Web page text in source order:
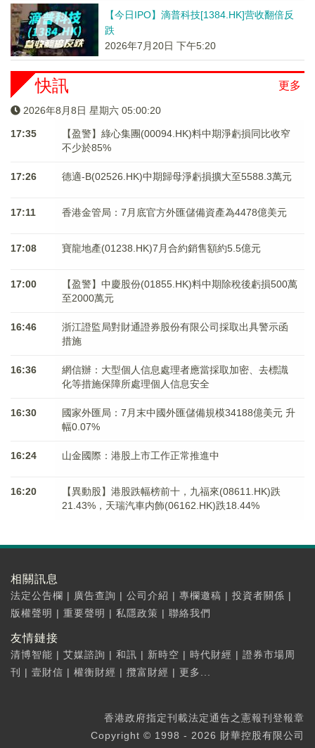
【今日IPO】滴普科技[1384.HK]营收翻倍反
跌
2026年7月20日 下午5:20
更多
快訊
2026年8月8日 星期六 05:00:20
17:35
【盈警】綠心集團(00094.HK)料中期淨虧損同比收窄
不少於85%
17:26 德適-B(02526.HK)中期歸母淨虧損擴大至5588.3萬元
17:11 香港金管局：7月底官方外匯儲備資產為4478億美元
17:08 寶龍地產(01238.HK)7月合約銷售額約5.5億元
17:00
【盈警】中慶股份(01855.HK)料中期除稅後虧損500萬
至2000萬元
16:46
浙江證監局對財通證券股份有限公司採取出具警示函
措施
16:36
網信辦：大型個人信息處理者應當採取加密、去標識
化等措施保障所處理個人信息安全
16:30
國家外匯局：7月末中國外匯儲備規模34188億美元 升
幅0.07%
16:24 山金國際：港股上市工作正常推進中
16:20
【異動股】港股跌幅榜前十，九福來(08611.HK)跌
21.43%，天瑞汽車内飾(06162.HK)跌18.44%
相關訊息
法定公告欄 | 廣告查詢 | 公司介紹 | 專欄邀稿 | 投資者關係 |
版權聲明 | 重要聲明 | 私隱政策 | 聯絡我們
友情鏈接
清博智能 | 艾媒諮詢 | 和訊 | 新時空 | 時代財經 | 證券市場周
刊
| 壹財信 | 權衡財經 | 攬富財經 | 更多...
香港政府指定刊載法定通告之憲報刊登報章
Copyright © 1998 - 2026 財華控股有限公司